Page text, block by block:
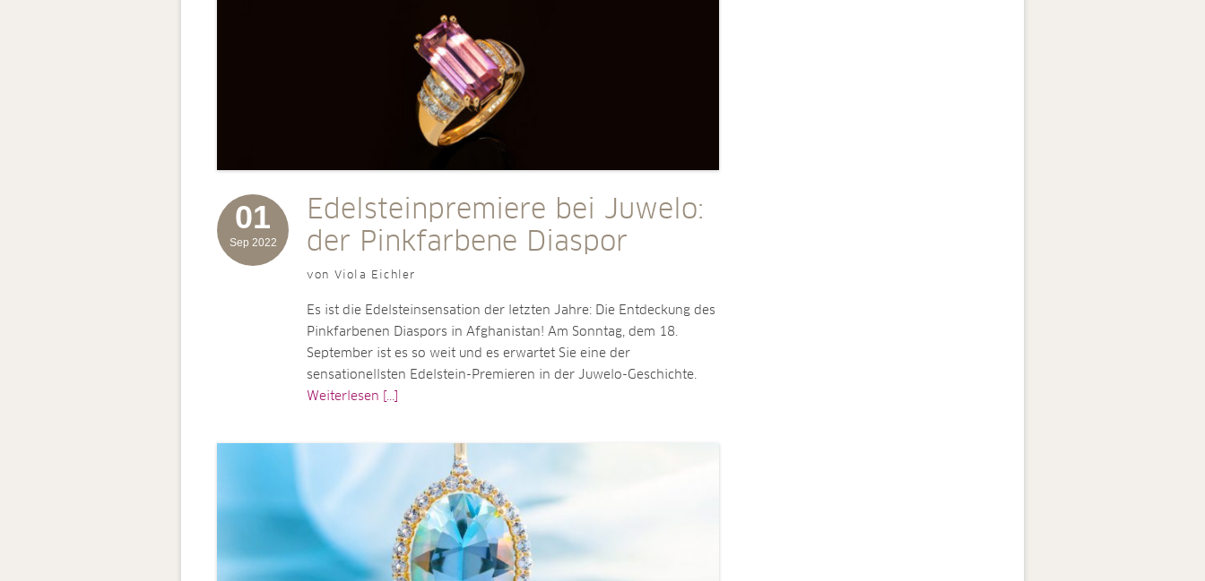
01
Sep 2022
Edelsteinpremiere bei Juwelo:
der Pinkfarbene Diaspor
von Viola Eichler
Es ist die Edelsteinsensation der letzten Jahre: Die Entdeckung des
Pinkfarbenen Diaspors in Afghanistan! Am Sonntag, dem 18.
September ist es so weit und es erwartet Sie eine der
sensationellsten Edelstein-Premieren in der Juwelo-Geschichte.
Weiterlesen [...]